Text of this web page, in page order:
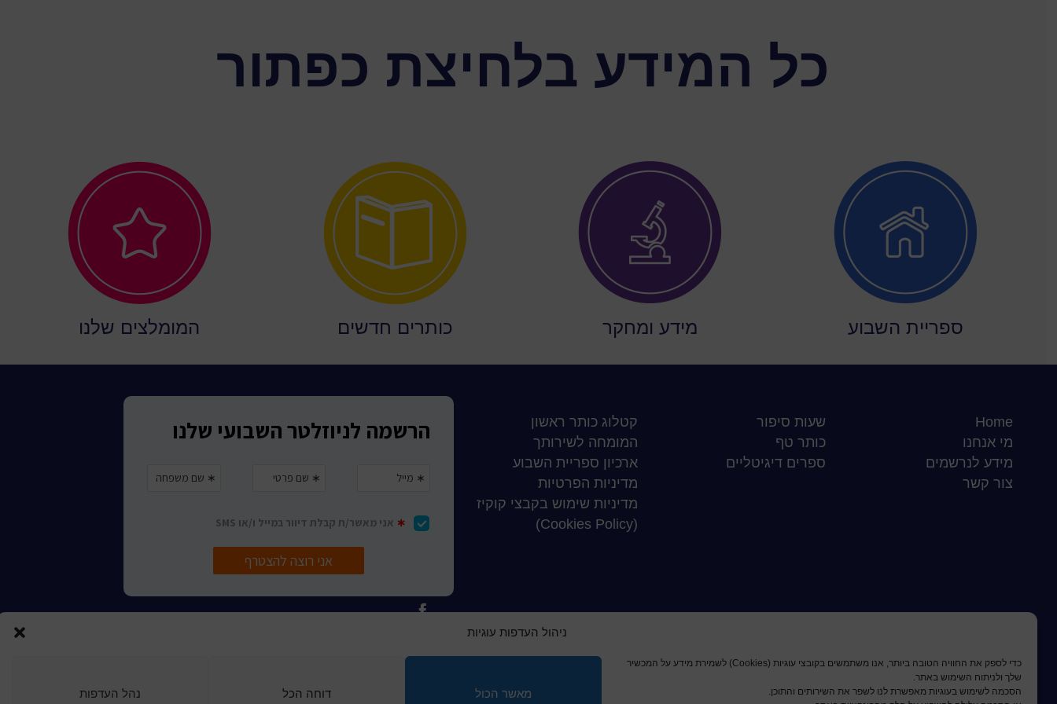
ניהול העדפות עוגיות
כדי לספק את החוויה הטובה ביותר, אנו משתמשים בקובצי עוגיות (Cookies) לשמירת מידע על המכשיר
שלך ולניתוח השימוש באתר.
הסכמה לשימוש בעוגיות מאפשרת לנו לשפר את השירותים והתוכן.
מאשר הכול דוחה הכל נהל העדפות
כל המידע בלחיצת כפתור
ספריית השבוע מידע ומחקר כותרים חדשים המומלצים שלנו
Home
מי אנחנו
מידע לנרשמים
צור קשר
שעות סיפור
כותר טף
ספרים דיגיטליים
קטלוג כותר ראשון
המומחה לשירותך
ארכיון ספריית השבוע
מדיניות הפרטיות
מדיניות שימוש בקבצי קוקיז
(Cookies Policy)